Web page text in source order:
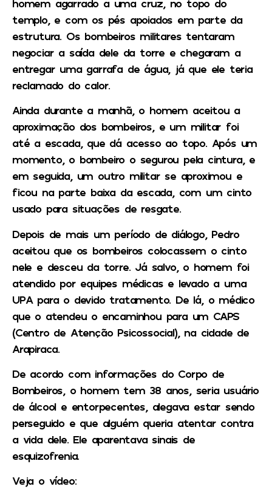
homem agarrado a uma cruz, no topo do
templo, e com os pés apoiados em parte da
estrutura. Os bombeiros militares tentaram
negociar a saída dele da torre e chegaram a
entregar uma garrafa de água, já que ele teria
reclamado do calor.
Ainda durante a manhã, o homem aceitou a
aproximação dos bombeiros, e um militar foi
até a escada, que dá acesso ao topo. Após um
momento, o bombeiro o segurou pela cintura, e
em seguida, um outro militar se aproximou e
ficou na parte baixa da escada, com um cinto
usado para situações de resgate.
Depois de mais um período de diálogo, Pedro
aceitou que os bombeiros colocassem o cinto
nele e desceu da torre. Já salvo, o homem foi
atendido por equipes médicas e levado a uma
UPA para o devido tratamento. De lá, o médico
que o atendeu o encaminhou para um CAPS
(Centro de Atenção Psicossocial), na cidade de
Arapiraca.
De acordo com informações do Corpo de
Bombeiros, o homem tem 38 anos, seria usuário
de álcool e entorpecentes, alegava estar sendo
perseguido e que alguém queria atentar contra
a vida dele. Ele aparentava sinais de
esquizofrenia.
Veja o vídeo: